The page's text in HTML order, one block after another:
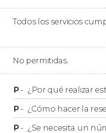
Colonia del Sacramento
Todos los servicios
No permitidas.
P- ¿Por qué realizar
P- ¿Cómo hacer la
P- ¿Se necesita un